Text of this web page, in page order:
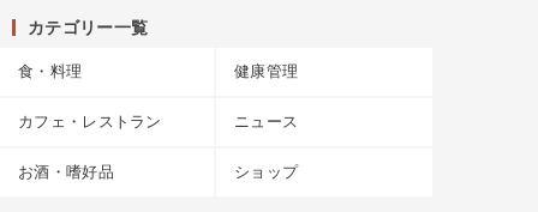
カテゴリー一覧
食・料理 健康管理
カフェ・レストラン ニュース
お酒・嗜好品 ショップ